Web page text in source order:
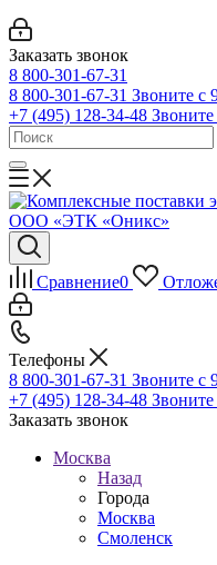
Заказать звонок
8 800-301-67-31
8 800-301-67-31 Звоните с
+7 (495) 128-34-48
Сравнение0
Телефоны
8 800-301-67-31 Звоните с
+7 (495) 128-34-48
Заказать звонок
Москва
Назад
Города
Москва
Смоленск